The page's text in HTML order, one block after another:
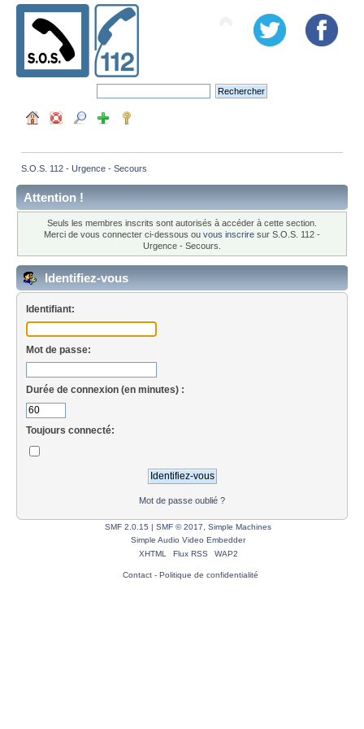
S.O.S. 112 - Urgence - Secours
Attention !
Seuls les membres inscrits sont autorisés à accéder à cette section.
Merci de vous connecter ci-dessous ou vous inscrire sur S.O.S. 112 -
Urgence - Secours.
Identifiez-vous
Identifiant:
Mot de passe:
Durée de connexion (en minutes) :
Toujours connecté:
Mot de passe oublié ?
SMF 2.0.15 | SMF © 2017
Simple Machines
Simple Audio Video Embedder
XHTML
Flux RSS WAP2
Contact- Politique de confidentialité